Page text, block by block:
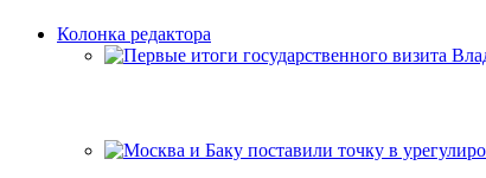
Колонка редактора